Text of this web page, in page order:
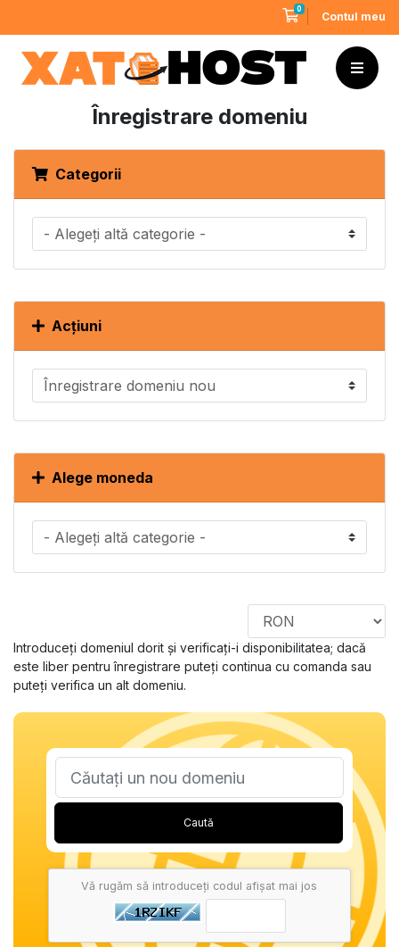
0Coș de cumpărături
Contul meu
Înregistrare domeniu
Categorii
Acțiuni
Alege moneda
Introduceți domeniul dorit și verificați-i disponibilitatea; dacă
este liber pentru înregistrare puteți continua cu comanda sau
puteți verifica un alt domeniu.
Caută
Vă rugăm să introduceți codul afișat mai jos